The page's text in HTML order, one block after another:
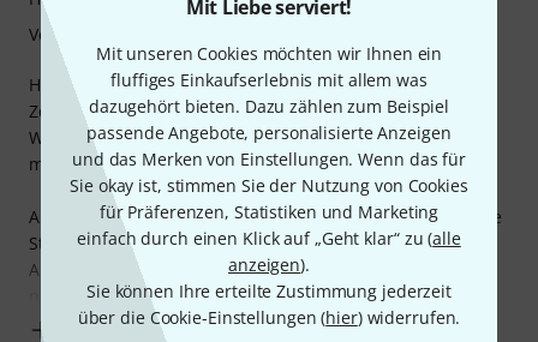
Mit Liebe serviert!
Mit unseren Cookies möchten wir Ihnen ein
fluffiges Einkaufserlebnis mit allem was
dazugehört bieten. Dazu zählen zum Beispiel
passende Angebote, personalisierte Anzeigen
und das Merken von Einstellungen. Wenn das für
Sie okay ist, stimmen Sie der Nutzung von Cookies
für Präferenzen, Statistiken und Marketing
einfach durch einen Klick auf „Geht klar“ zu (alle
anzeigen).
Sie können Ihre erteilte Zustimmung jederzeit
über die Cookie-Einstellungen (hier) widerrufen.
Habe mir mein "Schminköfferchen" passend zum Joyo
Zombie II bestellt, da ich die Lunchbox immer vom
Wohnzimmer zum Proberaum und wieder zurück
mitnehme.
An sich tut das Case was es soll, es nimmt den Joyo und die
Stromversorgung auf.
Allerdings passen die Kabel/das Netztzeil irgendwie auch
nicht so richtig rein. Der Koffer müsste nach hinten einen
Mehr anzeigen
Verarbeitung